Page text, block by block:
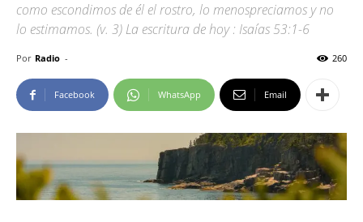
como escondimos de él el rostro, lo menospreciamos y no
lo estimamos. (v. 3) La escritura de hoy : Isaías 53:1-6
Por Radio - 260
Facebook WhatsApp Email